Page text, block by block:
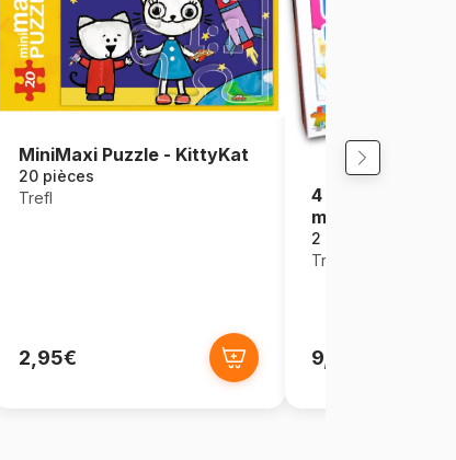
MiniMaxi Puzzle - KittyKat
20 pièces
Trefl
2,95€
4 mini Puzzles
métiers
2 pièces
Trefl
9,95€